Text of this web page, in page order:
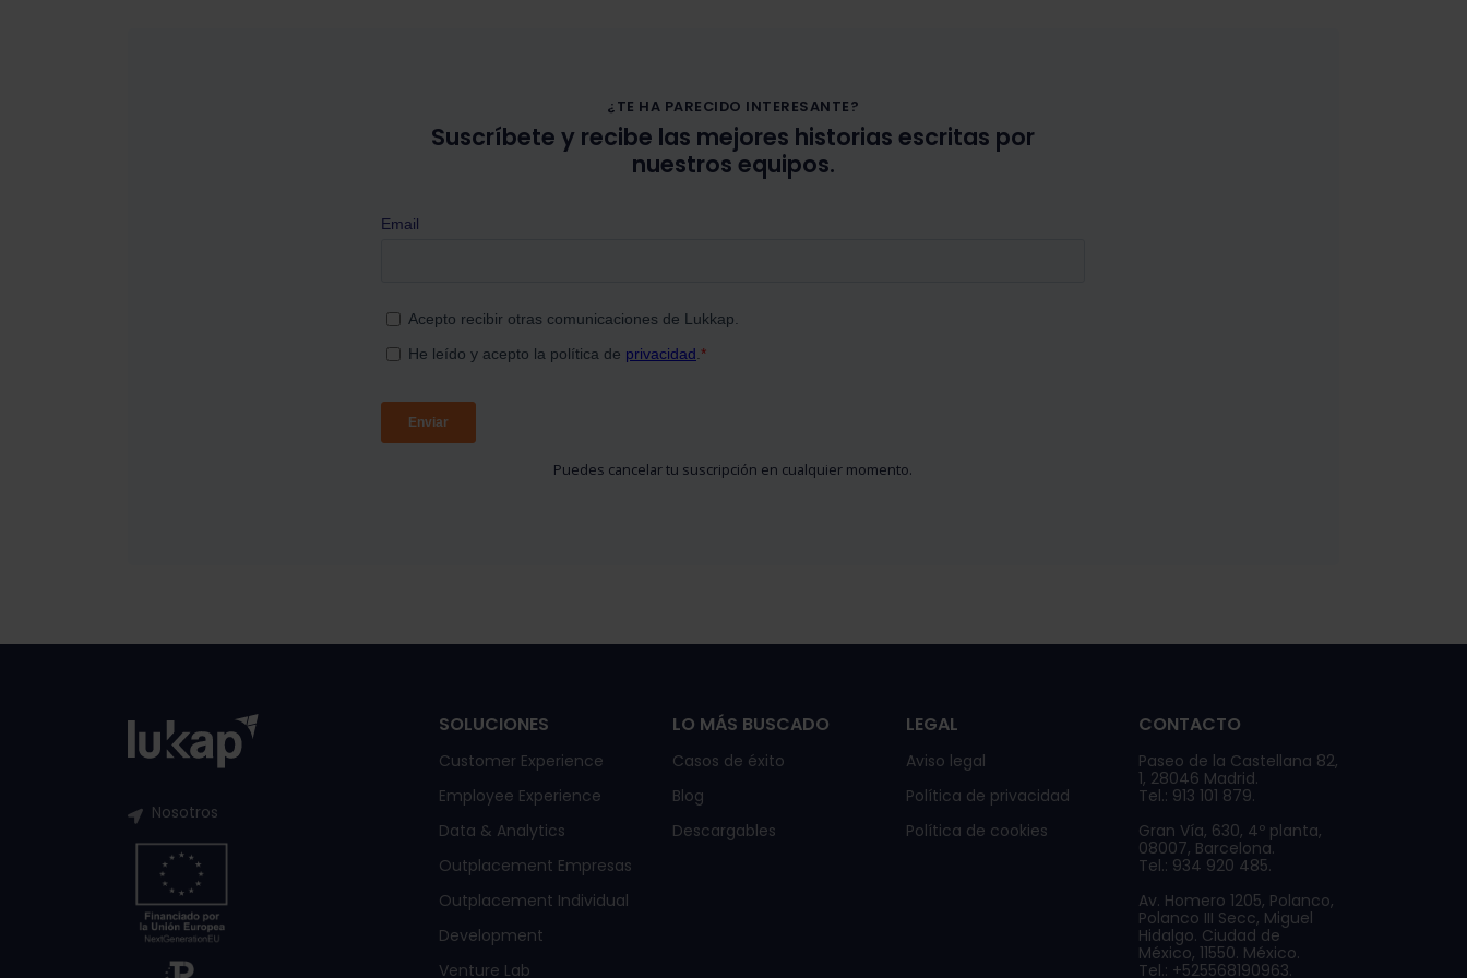
¿TE HA PARECIDO INTERESANTE?
Suscríbete y recibe las mejores historias escritas por
nuestros equipos.
Puedes cancelar tu suscripción en cualquier momento.
Nosotros
SOLUCIONES
Customer Experience
Employee Experience
Data & Analytics
Outplacement Empresas
Outplacement Individual
Development
Venture Lab
LO MÁS BUSCADO
Casos de éxito
Blog
Descargables
LEGAL
Aviso legal
Política de privacidad
Política de cookies
CONTACTO
Paseo de la Castellana 82,
1, 28046 Madrid.
Tel.: 913 101 879.
Gran Vía, 630, 4º planta,
08007, Barcelona.
Tel.: 934 920 485.
Av. Homero 1205, Polanco,
Polanco III Secc, Miguel
Hidalgo. Ciudad de
México, 11550. México.
Tel.: +525568190963.